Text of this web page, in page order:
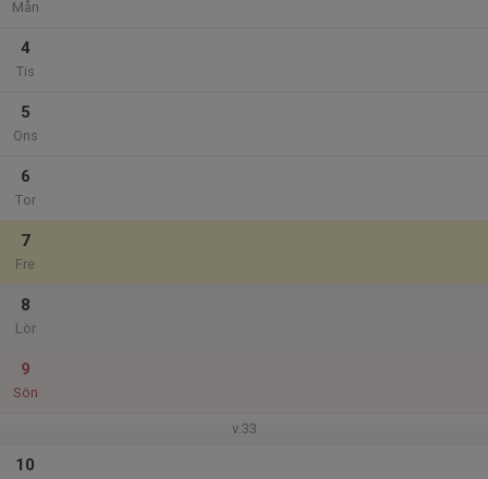
Mån
4
Tis
5
Ons
6
Tor
7
Fre
8
Lör
9
Sön
v.33
10